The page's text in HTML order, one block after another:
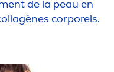
t de la peau en
corporels.